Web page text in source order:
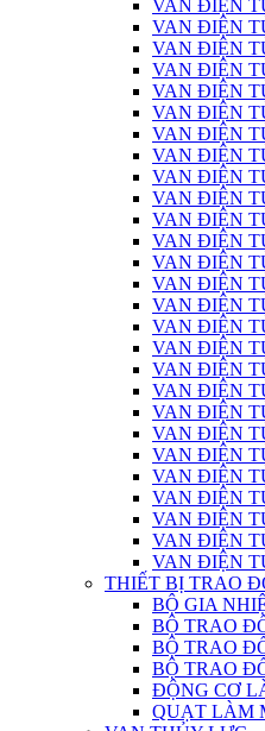
VAN ĐIỆN
VAN ĐIỆN
VAN ĐIỆN
VAN ĐIỆN
VAN ĐIỆN
VAN ĐIỆN
VAN ĐIỆN
VAN ĐIỆN
VAN ĐIỆN
VAN ĐIỆN
VAN ĐIỆN
VAN ĐIỆN
VAN ĐIỆN
VAN ĐIỆN
VAN ĐIỆN
VAN ĐIỆN
VAN ĐIỆN
VAN ĐIỆN
VAN ĐIỆN
VAN ĐIỆN
VAN ĐIỆN
VAN ĐIỆN
VAN ĐIỆN
VAN ĐIỆN
VAN ĐIỆN
VAN ĐIỆN
VAN ĐIỆN
THIẾT BỊ TRAO
BỘ GIA
BỘ TRAO
BỘ TRAO
BỘ TRAO
ĐỘNG CƠ
QUẠT LÀM